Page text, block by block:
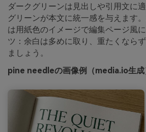
ダークグリーンは見出しや引用文に
グリーンが本文に統一感を与えます
は用紙色のイメージで編集ページ風
ツ：余白は多めに取り、重たくなら
ましょう。
pine needleの画像例（media.io生成